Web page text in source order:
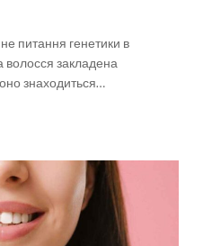
питання генетики в
волосся закладена
знаходиться…